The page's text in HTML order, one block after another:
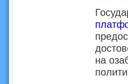
на